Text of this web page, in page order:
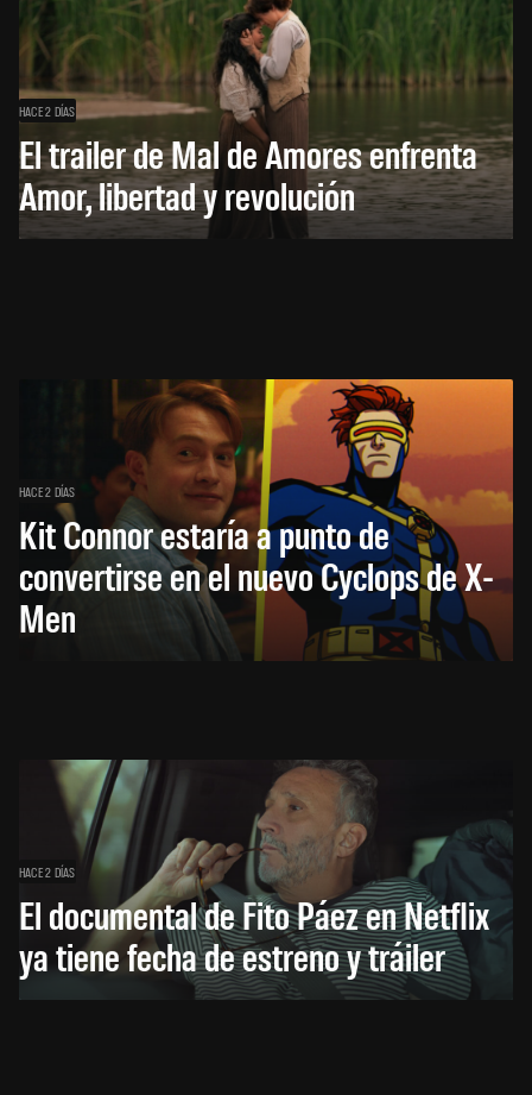
HACE 2 DÍAS
El trailer de Mal de Amores enfrenta
Amor, libertad y revolución
HACE 2 DÍAS
Kit Connor estaría a punto de
convertirse en el nuevo Cyclops de X-
Men
HACE 2 DÍAS
El documental de Fito Páez en Netflix
ya tiene fecha de estreno y tráiler